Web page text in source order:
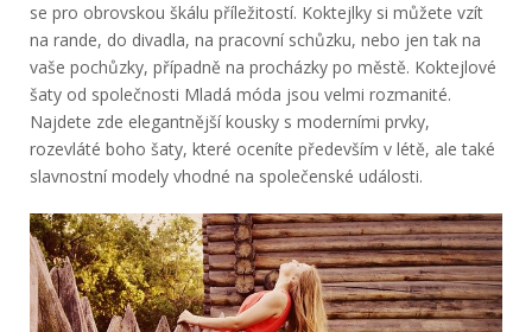
se pro obrovskou škálu příležitostí. Koktejlky si můžete vzít
na rande, do divadla, na pracovní schůzku, nebo jen tak na
vaše pochůzky, případně na procházky po městě. Koktejlové
šaty od společnosti Mladá móda jsou velmi rozmanité.
Najdete zde elegantnější kousky s moderními prvky,
rozevláté boho šaty, které oceníte především v létě, ale také
slavnostní modely vhodné na společenské události.